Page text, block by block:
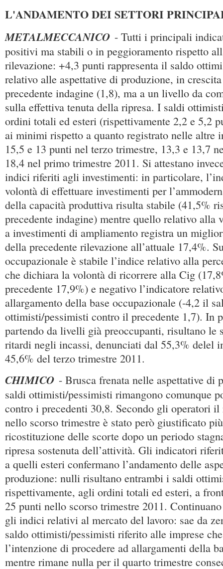
L'ANDAMENTO DEI SETTORI
METALMECCANICO - Tutti i principali
positivi ma stabili o in peggioramento rispetto
rilevazione: +4,3 punti rappresenta il saldo
relativo alle aspettative di produzione, in
precedente indagine (1,8), ma a un livello da
sulla effettiva tenuta della ripresa. I saldi
ordini totali ed esteri (rispettivamente 2,2 e 5,2
ai minimi rispetto a quanto registrato nelle altre
15,5 e 13 punti nel terzo trimestre, 13,3 e 13,7
18,4 nel primo trimestre 2011. Si attestano
indici riferiti agli investimenti: in particolare,
volontà di effettuare investimenti per
della capacità produttiva risulta stabile (41,5%
precedente indagine) mentre quello relativo alla
a investimenti di ampliamento registra un
della precedente rilevazione all’attuale 17,4%.
occupazionale è stabile l’indice relativo alla
che dichiara la volontà di ricorrere alla Cig
precedente 17,9%) e negativo l’indicatore
allargamento della base occupazionale (-4,2 il
ottimisti/pessimisti contro il precedente 1,7). In
partendo da livelli già preoccupanti, risultano le
ritardi negli incassi, denunciati dal 55,3% delel
45,6% del terzo trimestre 2011.
CHIMICO - Brusca frenata nelle aspettative di
saldi ottimisti/pessimisti rimangono comunque
contro i precedenti 30,8. Secondo gli operatori
nello scorso trimestre è stato però giustificato
ricostituzione delle scorte dopo un periodo
ripresa sostenuta dell’attività. Gli indicatori
a quelli esteri confermano l’andamento delle
produzione: nulli risultano entrambi i saldi
rispettivamente, agli ordini totali ed esteri, a
25 punti nello scorso trimestre 2011.
gli indici relativi al mercato del lavoro: sae da
saldo ottimisti/pessimisti riferito alle imprese
l’intenzione di procedere ad allargamenti della
mentre rimane nulla per il quarto trimestre